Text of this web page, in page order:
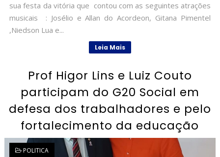
sua festa da vitória que contou com as seguintes atrações
musicais : Josélio e Allan do Acordeon, Gitana Pimentel
,Niedson Lua e...
Leia Mais
Prof Higor Lins e Luiz Couto
participam do G20 Social em
defesa dos trabalhadores e pelo
fortalecimento da educação
POLITICA